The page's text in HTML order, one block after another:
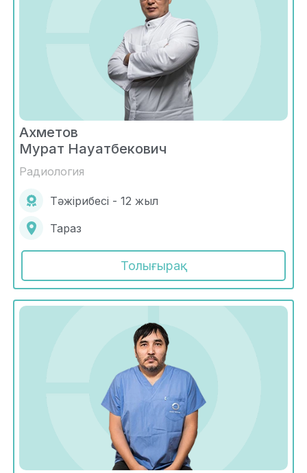
Ахметов
Мурат Науатбекович
Радиология
Тәжірибесі - 12 жыл
Тараз
Толығырақ